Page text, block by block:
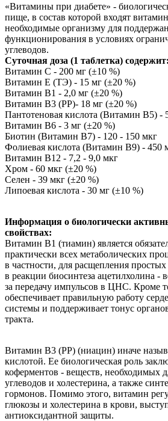
«Витамины при диабете» -
пище, в состав которой входят
необходимые организму для
функционирования в условиях
углеводов.
Суточная доза (1 таблетка) содержит:
Витамин С - 200 мг (±10 %)
Витамин Е (ТЭ) - 15 мг (±20 %)
Витамин В1 - 2,0 мг (±20 %)
Витамин В3 (РР)- 18 мг (±20 %)
Пантотеновая кислота (Витамин В5) -
Витамин В6 - 3 мг (±20 %)
Биотин (Витамин В7) - 120 - 150 мкг
Фолиевая кислота (Витамин В9) - 450
Витамин В12 - 7,2 - 9,0 мкг
Хром - 60 мкг (±20 %)
Селен - 39 мкг (±20 %)
Липоевая кислота - 30 мг (±10 %)
Информация о биологически
свойствах:
Витамин В1 (тиамин) является
практически всех метаболических
в частности, для расщепления
в реакции биосинтеза ацетилхолина -
за передачу импульсов в ЦНС. Кроме
обеспечивает правильную работу
системы и поддерживает тонус
тракта.
Витамин В3 (PP) (ниацин) иначе
кислотой. Ее биологическая роль
коферментов - веществ, необходимых
углеводов и холестерина, а также
гормонов. Помимо этого, витамин
глюкозы и холестерина в крови,
антиоксидантной защиты.